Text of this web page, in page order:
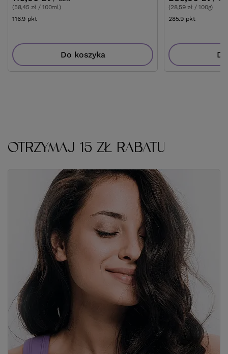
(58,45 zł / 100ml)
116.9 pktpunktów
Do koszyka
(28,59 zł / 100g)
285.9 pktpunktów
OTRZYMAJ 15 ZŁ RABATU